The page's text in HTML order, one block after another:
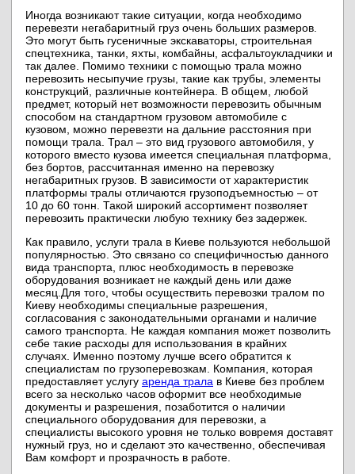
Иногда возникают такие ситуации, когда необходимо
перевезти негабаритный груз очень больших размеров.
Это могут быть гусеничные экскаваторы, строительная
спецтехника, танки, яхты, комбайны, асфальтоукладчики и
так далее. Помимо техники с помощью трала можно
перевозить несыпучие грузы, такие как трубы, элементы
конструкций, различные контейнера. В общем, любой
предмет, который нет возможности перевозить обычным
способом на стандартном грузовом автомобиле с
кузовом, можно перевезти на дальние расстояния при
помощи трала. Трал – это вид грузового автомобиля, у
которого вместо кузова имеется специальная платформа,
без бортов, рассчитанная именно на перевозку
негабаритных грузов. В зависимости от характеристик
платформы тралы отличаются грузоподъемностью – от
10 до 60 тонн. Такой широкий ассортимент позволяет
перевозить практически любую технику без задержек.
Как правило, услуги трала в Киеве пользуются небольшой
популярностью. Это связано со специфичностью данного
вида транспорта, плюс необходимость в перевозке
оборудования возникает не каждый день или даже
месяц. Для того, чтобы осуществить перевозки тралом по
Киеву необходимы специальные разрешения,
согласования с законодательными органами и наличие
самого транспорта. Не каждая компания может позволить
себе такие расходы для использования в крайних
случаях. Именно поэтому лучше всего обратится к
специалистам по грузоперевозкам. Компания, которая
предоставляет услугу аренда трала в Киеве без проблем
всего за несколько часов оформит все необходимые
документы и разрешения, позаботится о наличии
специального оборудования для перевозки, а
специалисты высокого уровня не только вовремя доставят
нужный груз, но и сделают это качественно, обеспечивая
Вам комфорт и прозрачность в работе.